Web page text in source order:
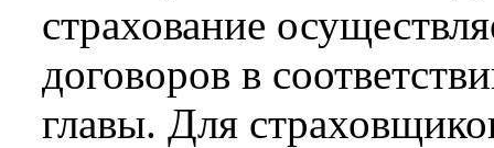
страхование
договоров в
главы. Для